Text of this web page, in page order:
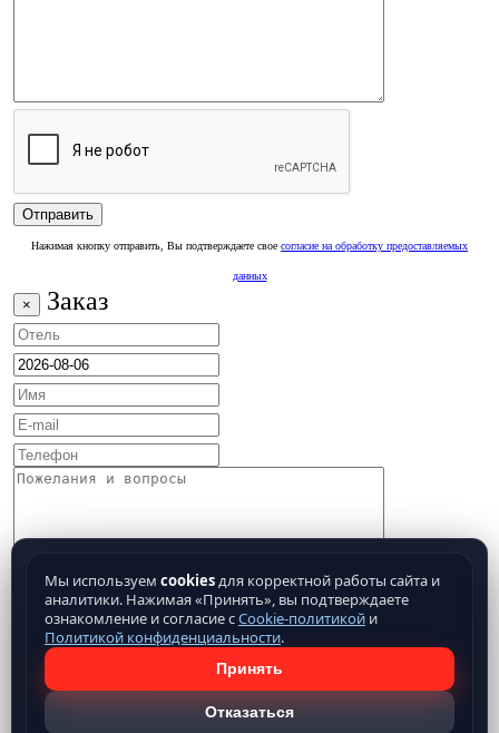
Нажимая кнопку отправить, Вы подтверждаете свое согласие на обработку предоставляемых
данных
× Заказ
Мы используем cookiesдля корректной работы сайта и
аналитики. Нажимая «Принять», вы подтверждаете
ознакомление и согласие сCookie-политикой и
Политикой конфиденциальности.
Принять
Отказаться